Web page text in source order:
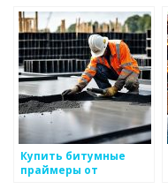
спецтехники и
запасных частей
Купить битумные
праймеры от